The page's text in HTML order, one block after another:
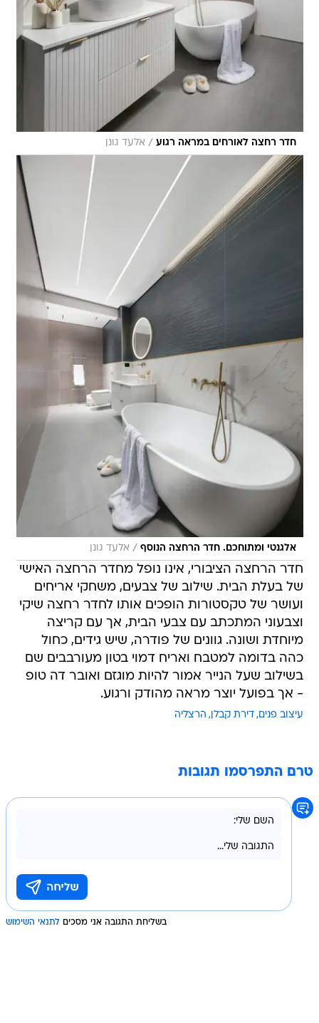
חדר רחצה לאורחים במראה רגוע / אלעד גונן
אלגנטי ומתוחכם. חדר הרחצה הנוסף / אלעד גונן
חדר הרחצה הציבורי, אינו נופל מחדר הרחצה האישי
של בעלת הבית. שילוב של צבעים, משחקי אריחים
ועושר של טקסטורות הופכים אותו לחדר רחצה שיקי
וצבעוני המתכתב עם צבעי הבית, אך עם קריצה
מיוחדת ושונה. גוונים של פודרה, שיש גידים, כחול
כהה בדומה למטבח ואריח דמוי בטון מעורבבים שם
בשילוב שעל הנייר אמור להיות מוגזם ואובר דה טופ
- אך בפועל יוצר מראה מהודק ורגוע.
עיצוב פנים דירת קבלן הרצליה
טרם התפרסמו תגובות
בשליחת התגובה אני מסכים לתנאי השימוש